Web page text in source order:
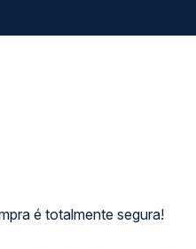
é totalmente segura!